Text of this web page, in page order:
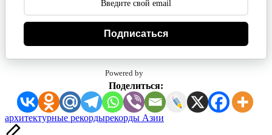
Подписаться
Powered by
Поделиться:
Метки:
архитектурные рекордырекорды Азии